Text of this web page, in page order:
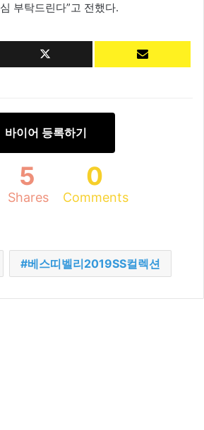
부탁드린다”고 전했다.
바이어 등록하기
5
Shares
0
Comments
베스띠벨리2019SS컬렉션